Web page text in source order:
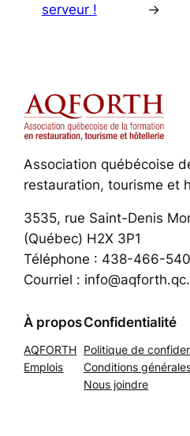
serveur !
→
Association québécoise
restauration, tourisme et
3535, rue Saint-Denis
(Québec) H2X 3P1
Téléphone : 438-466-
Courriel :
À propos
AQFORTH
Emplois
Confidentialité
Politique de
Conditions
Nous joindre